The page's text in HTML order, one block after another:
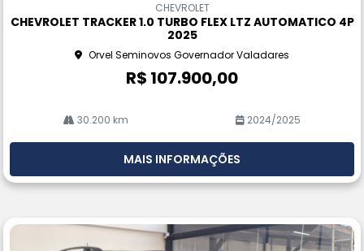
rtil
CHEVROLET
CHEVROLET TRACKER 1.0 TURBO FLEX LTZ AUTOMATICO 4P
2025
Orvel Seminovos Governador Valadares
R$ 107.900,00
30.200 km 2024/2025
MAIS INFORMAÇÕES